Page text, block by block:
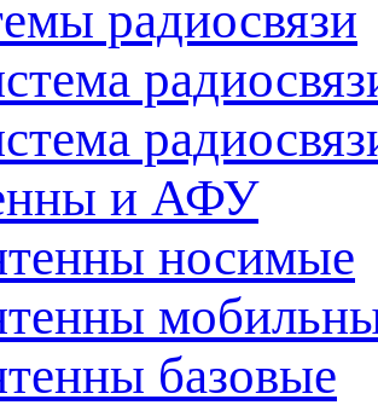
радиосвязи
и АФУ
носимые
базовые